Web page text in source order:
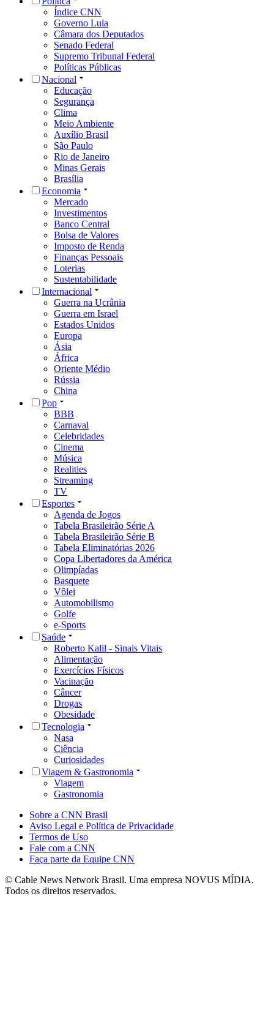
Índice CNN
Governo Lula
Câmara dos Deputados
Senado Federal
Supremo Tribunal Federal
Políticas Públicas
Nacional
Educação
Segurança
Clima
Meio Ambiente
Auxílio Brasil
São Paulo
Rio de Janeiro
Minas Gerais
Brasília
Economia
Mercado
Investimentos
Banco Central
Bolsa de Valores
Imposto de Renda
Finanças Pessoais
Loterias
Sustentabilidade
Internacional
Guerra na Ucrânia
Guerra em Israel
Estados Unidos
Europa
Ásia
África
Oriente Médio
Rússia
China
Pop
BBB
Carnaval
Celebridades
Cinema
Música
Realities
Streaming
TV
Esportes
Agenda de Jogos
Tabela Brasileirão Série A
Tabela Brasileirão Série B
Tabela Eliminatórias 2026
Copa Libertadores da América
Olimpíadas
Basquete
Vôlei
Automobilismo
Golfe
e-Sports
Saúde
Roberto Kalil - Sinais Vitais
Alimentação
Exercícios Físicos
Vacinação
Câncer
Drogas
Obesidade
Tecnologia
Nasa
Ciência
Curiosidades
Viagem & Gastronomia
Viagem
Gastronomia
Sobre a CNN Brasil
Aviso Legal e Política de Privacidade
Termos de Uso
Fale com a CNN
Faça parte da Equipe CNN
© Cable News Network Brasil. Uma empresa NOVUS MÍDIA.
Todos os direitos reservados.